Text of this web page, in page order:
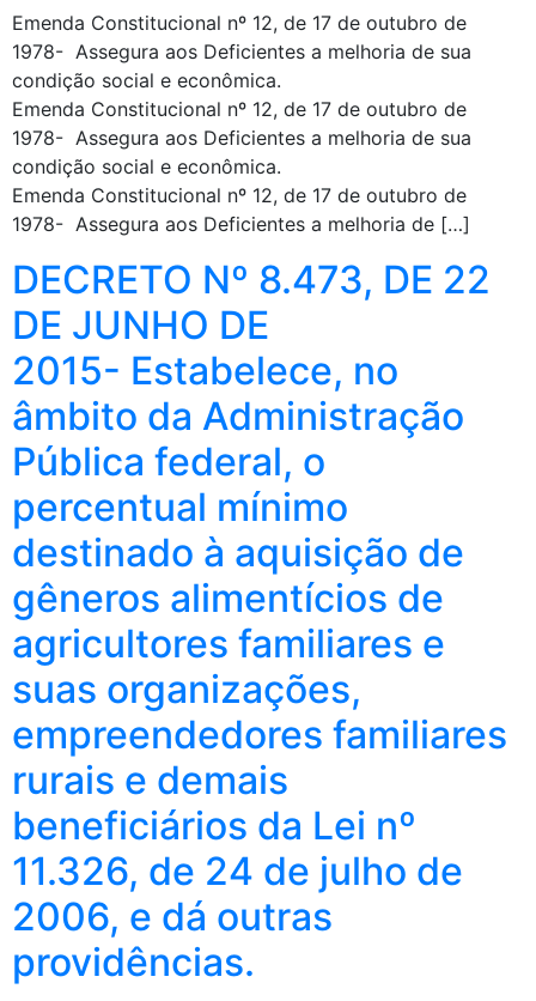
Emenda Constitucional nº 12, de 17 de outubro de
1978- Assegura aos Deficientes a melhoria de sua
condição social e econômica.
Emenda Constitucional nº 12, de 17 de outubro de
1978- Assegura aos Deficientes a melhoria de sua
condição social e econômica.
Emenda Constitucional nº 12, de 17 de outubro de
1978- Assegura aos Deficientes a melhoria de […]
DECRETO Nº 8.473, DE 22
DE JUNHO DE
2015- Estabelece, no
âmbito da Administração
Pública federal, o
percentual mínimo
destinado à aquisição de
gêneros alimentícios de
agricultores familiares e
suas organizações,
empreendedores familiares
rurais e demais
beneficiários da Lei nº
11.326, de 24 de julho de
2006, e dá outras
providências.